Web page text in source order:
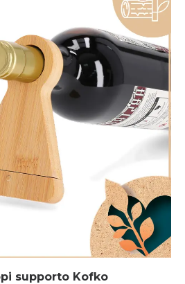
supporto Kofko